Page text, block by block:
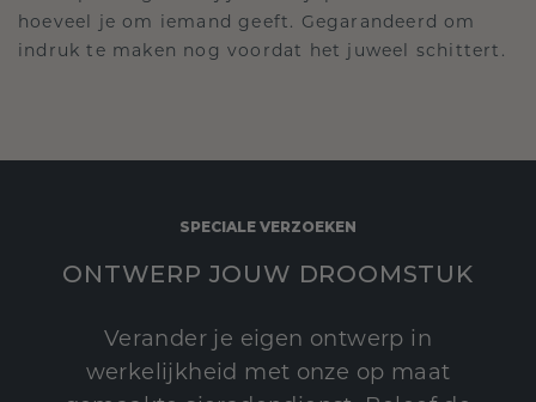
hoeveel je om iemand geeft. Gegarandeerd om
indruk te maken nog voordat het juweel schittert.
SPECIALE VERZOEKEN
ONTWERP JOUW DROOMSTUK
Verander je eigen ontwerp in
werkelijkheid met onze op maat